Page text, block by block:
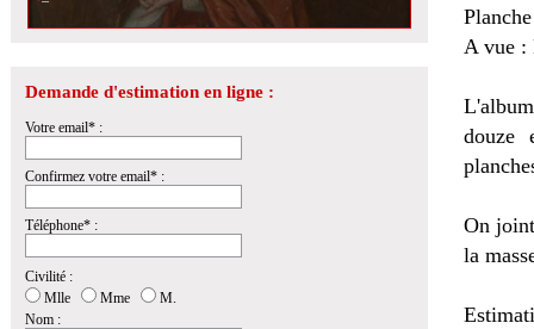
Demande d'estimation en ligne :
Votre email* :
Confirmez votre email* :
Téléphone* :
Civilité :
Mlle
Mme
M.
Nom :
A vue :
douze
On
la